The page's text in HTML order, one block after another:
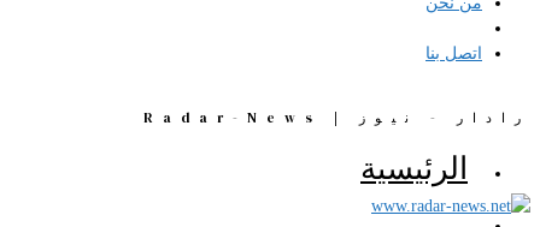
اتصل بنا
رادار - نيوز | Radar-News
الرئيسية